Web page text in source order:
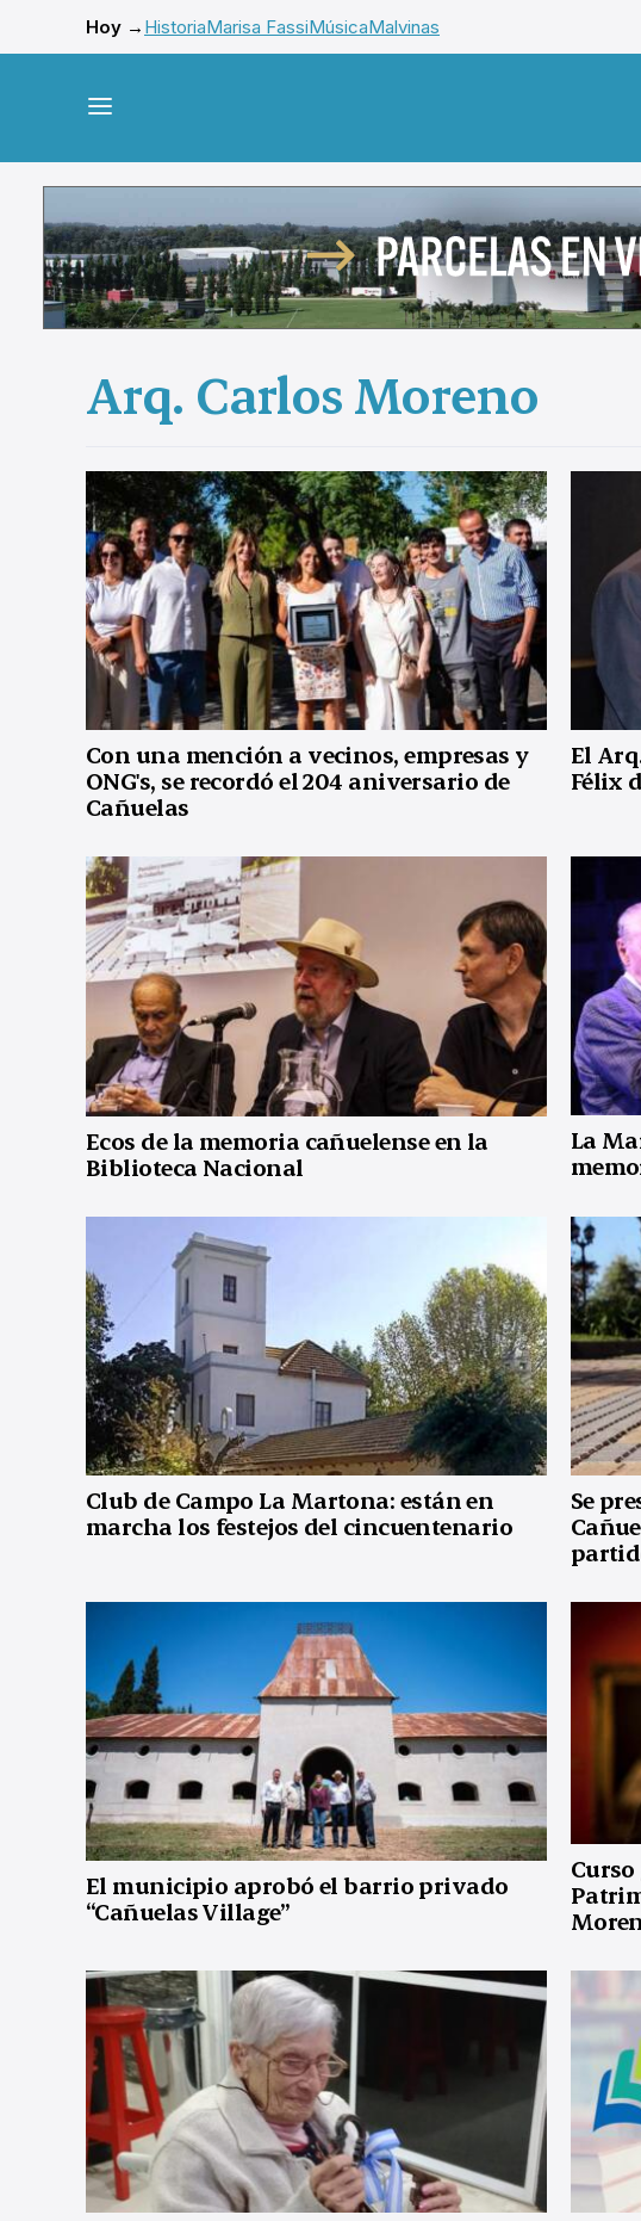
Hoy → HistoriaMarisa FassiMúsicaMalvinas
Arq. Carlos Moreno
Con una mención a vecinos, empresas y
ONG's, se recordó el 204 aniversario de
Cañuelas
El
Félix
Ecos de la memoria cañuelense en la
Biblioteca Nacional
La
Club de Campo La Martona: están en
marcha los festejos del cincuentenario
Se
El municipio aprobó el barrio privado
“Cañuelas Village”